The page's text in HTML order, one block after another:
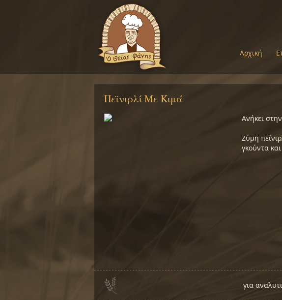
Αρχική
Πεϊνιρλί Με Κιμά
Ανήκει
Ζύμη
γκούντα
για